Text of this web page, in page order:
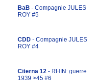
BaB - Compagnie JULES
ROY #5
CDD - Compagnie JULES
ROY #4
Citerna 12 - RHIN: guerre
1939 >45 #6